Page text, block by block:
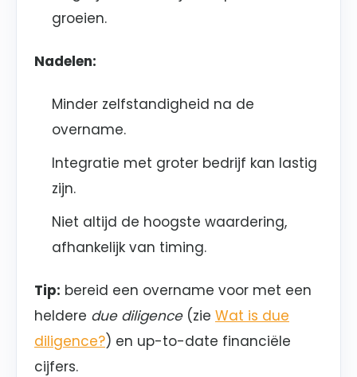
groeien.
Nadelen:
Minder zelfstandigheid na de
overname.
Integratie met groter bedrijf kan lastig
zijn.
Niet altijd de hoogste waardering,
afhankelijk van timing.
Tip: bereid een overname voor met een
heldere due diligence(zie Wat is due
diligence?) en up-to-date financiële
cijfers.